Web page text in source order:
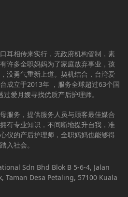
耳相传来实行，无政府机构管制，素
许多全职妈妈为了家庭放弃事业，孩
没勇气重新上道。契机结合，台湾爱
成立于2013年 ，服务全球超过63个国
爱月嫂寻找优质产后护理师。
服务，提供服务人员与顾客最佳媒合
有专业知识，不间断地提升自我，准
仪的产后护理师，全职妈妈也能够得
入社会。
Sdn Bhd Blok B 5-6-4, Jalan
Taman Desa Petaling, 57100 Kuala